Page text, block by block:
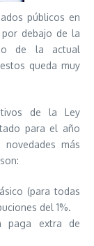
públicos en
debajo de la
de la actual
queda muy
de la Ley
para el año
más
(para todas
del 1%.
paga extra de